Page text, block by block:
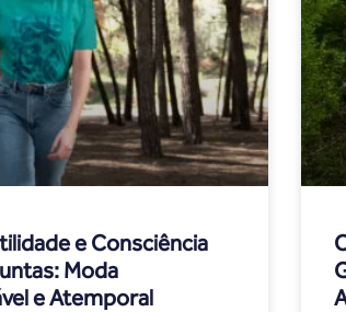
e Consciência
Moda
e Atemporal